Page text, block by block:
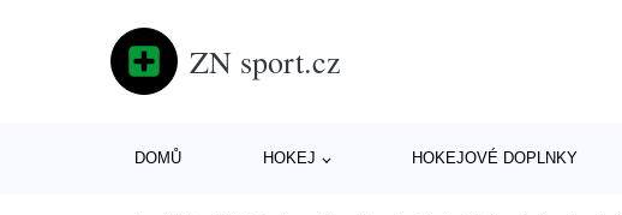
ZN sport.cz
DOMŮ HOKEJ HOKEJOVÉ DOPLNKY